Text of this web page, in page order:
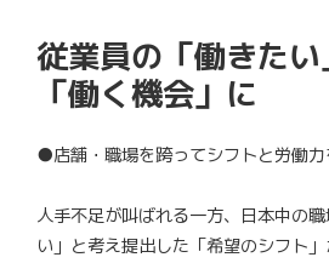
従業員の「働きた
「働く機会」に
●店舗・職場を跨ってシフトと労働
人手不足が叫ばれる一方、日本中の
い」と考え提出した「希望のシフト